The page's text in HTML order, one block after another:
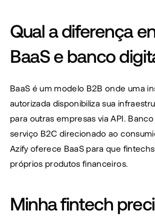
Qual a diferença
BaaS e banco
BaaS é um modelo B2B onde uma
autorizada disponibiliza sua
para outras empresas via API.
serviço B2C direcionado ao
Azify oferece BaaS para que
próprios produtos financeiros.
Minha fintech